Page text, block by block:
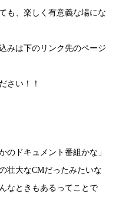
も、楽しく有意義な場にな
みは下のリンク先のページ
さい！！
ドキュメント番組かな」
壮大なCMだったみたいな
なときもあるってことで